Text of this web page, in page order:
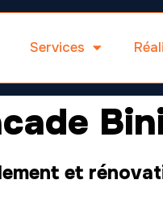
Services
et